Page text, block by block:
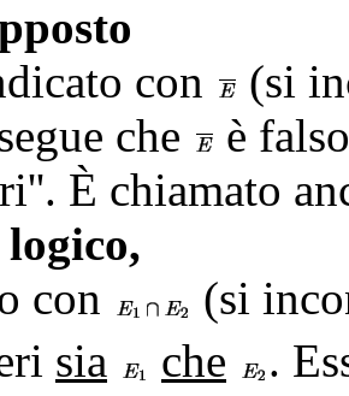
con
(si
che
è
È chiamato
con
(si
sia che
.